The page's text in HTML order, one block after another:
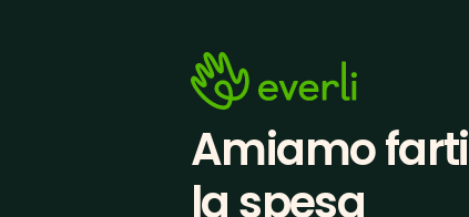
Amiamo farti
la spesa